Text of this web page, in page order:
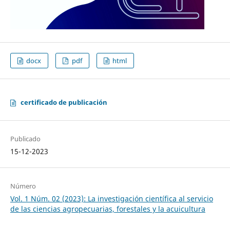
docx pdf html
certificado de publicación
Publicado
15-12-2023
Número
Vol. 1 Núm. 02 (2023): La investigación científica al servicio
de las ciencias agropecuarias, forestales y la acuicultura